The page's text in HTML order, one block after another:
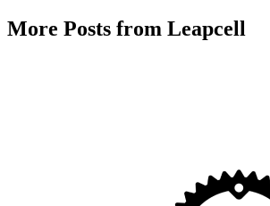
More Posts from Leapcell